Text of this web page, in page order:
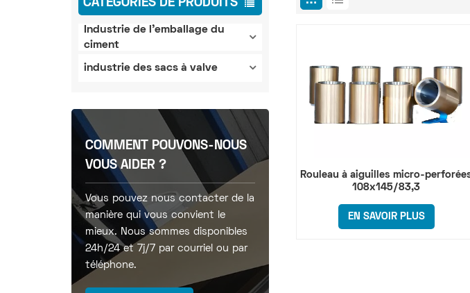
CATÉGORIES DE PRODUITS
Industrie de l'emballage du
ciment
industrie des sacs à valve
COMMENT POUVONS-NOUS
VOUS AIDER ?
Vous pouvez nous contacter de la
manière qui vous convient le
mieux. Nous sommes disponibles
24h/24 et 7j/7 par courriel ou par
téléphone.
Rouleau à aiguilles micro-
108x145/83,3
EN SAVOIR PLUS